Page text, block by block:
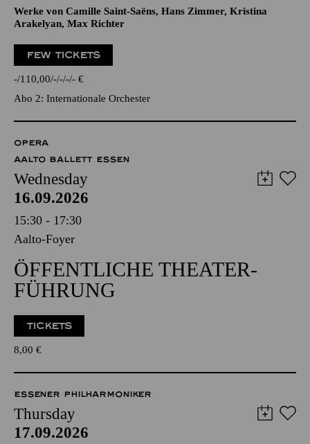
Werke von Camille Saint-Saëns, Hans Zimmer, Kristina
Arakelyan, Max Richter
FEW TICKETS
- 110,00 - - - - €
Abo 2: Internationale Orchester
OPERA
AALTO BALLETT ESSEN
Wednesday
16.09.2026
15:30 - 17:30
Aalto-Foyer
ÖFFENTLICHE THEATER­
FÜHRUNG
TICKETS
8,00 €
ESSENER PHILHARMONIKER
Thursday
17.09.2026